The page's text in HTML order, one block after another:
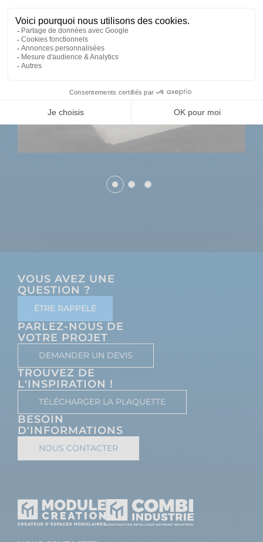
VOUS AVEZ UNE
QUESTION ?
ÊTRE RAPPELÉ
PARLEZ-NOUS DE
VOTRE PROJET
DEMANDER UN DEVIS
TROUVEZ DE
L'INSPIRATION !
TÉLÉCHARGER LA PLAQUETTE
BESOIN
D'INFORMATIONS
NOUS CONTACTER